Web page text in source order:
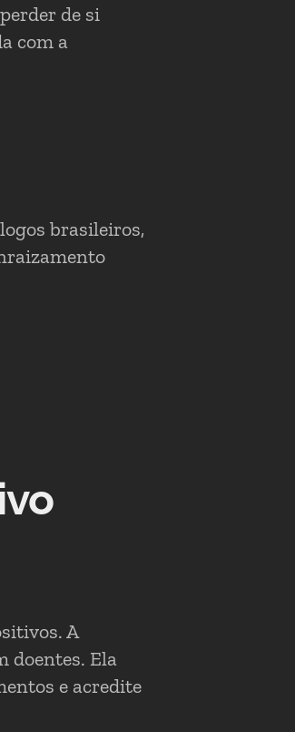
de si
com a
brasileiros,
A
doentes. Ela
e acredite